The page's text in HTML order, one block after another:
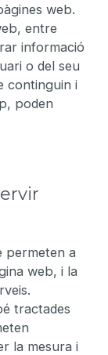
web.
entre
informació
o del seu
continguin i
poden
permeten a
web, i la
tractades
la mesura i